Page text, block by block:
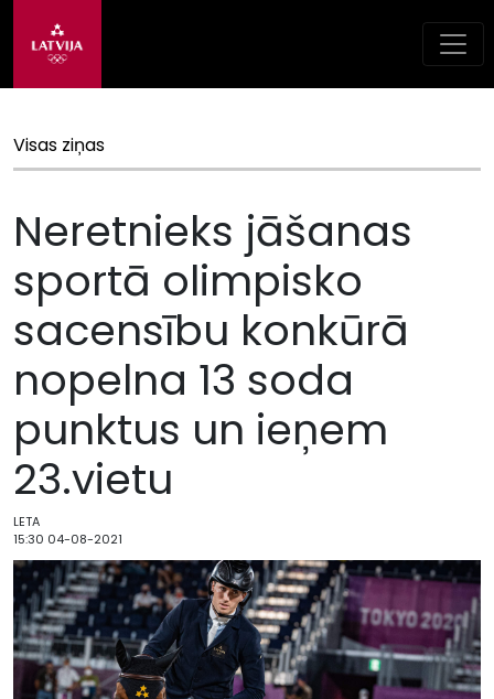
Visas ziņas
Neretnieks jāšanas
sportā olimpisko
sacensību konkūrā
nopelna 13 soda
punktus un ieņem
23.vietu
LETA
15:30 04-08-2021